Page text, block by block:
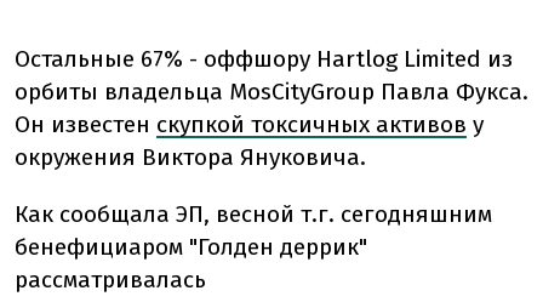
Остальные 67% - оффшору Hartlog Limited из
орбиты владельца MosCityGroup Павла Фукса.
Он известен скупкой токсичных активов у
окружения Виктора Януковича.
Как сообщала ЭП, весной т.г. сегодняшним
бенефициаром "Голден деррик"
рассматривалась